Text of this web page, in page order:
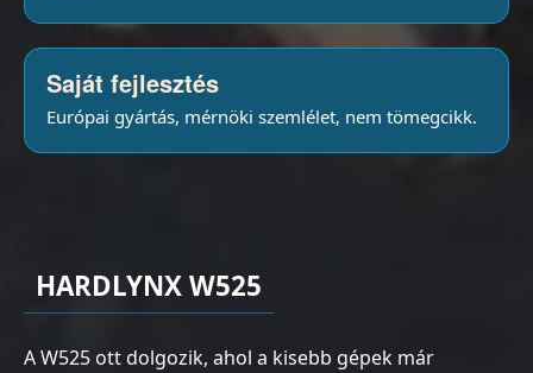
Saját fejlesztés
Európai gyártás, mérnöki szemlélet, nem tömegcikk.
HARDLYNX W525
A W525 ott dolgozik, ahol a kisebb gépek már